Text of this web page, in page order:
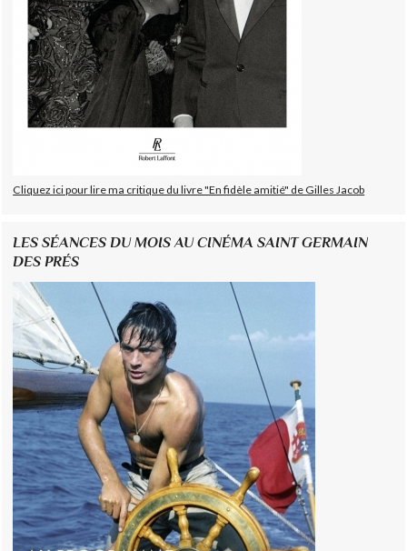
Cliquez ici pour lire ma critique du livre "En fidèle amitié" de Gilles Jacob
LES SÉANCES DU MOIS AU CINÉMA SAINT GERMAIN
DES PRÉS